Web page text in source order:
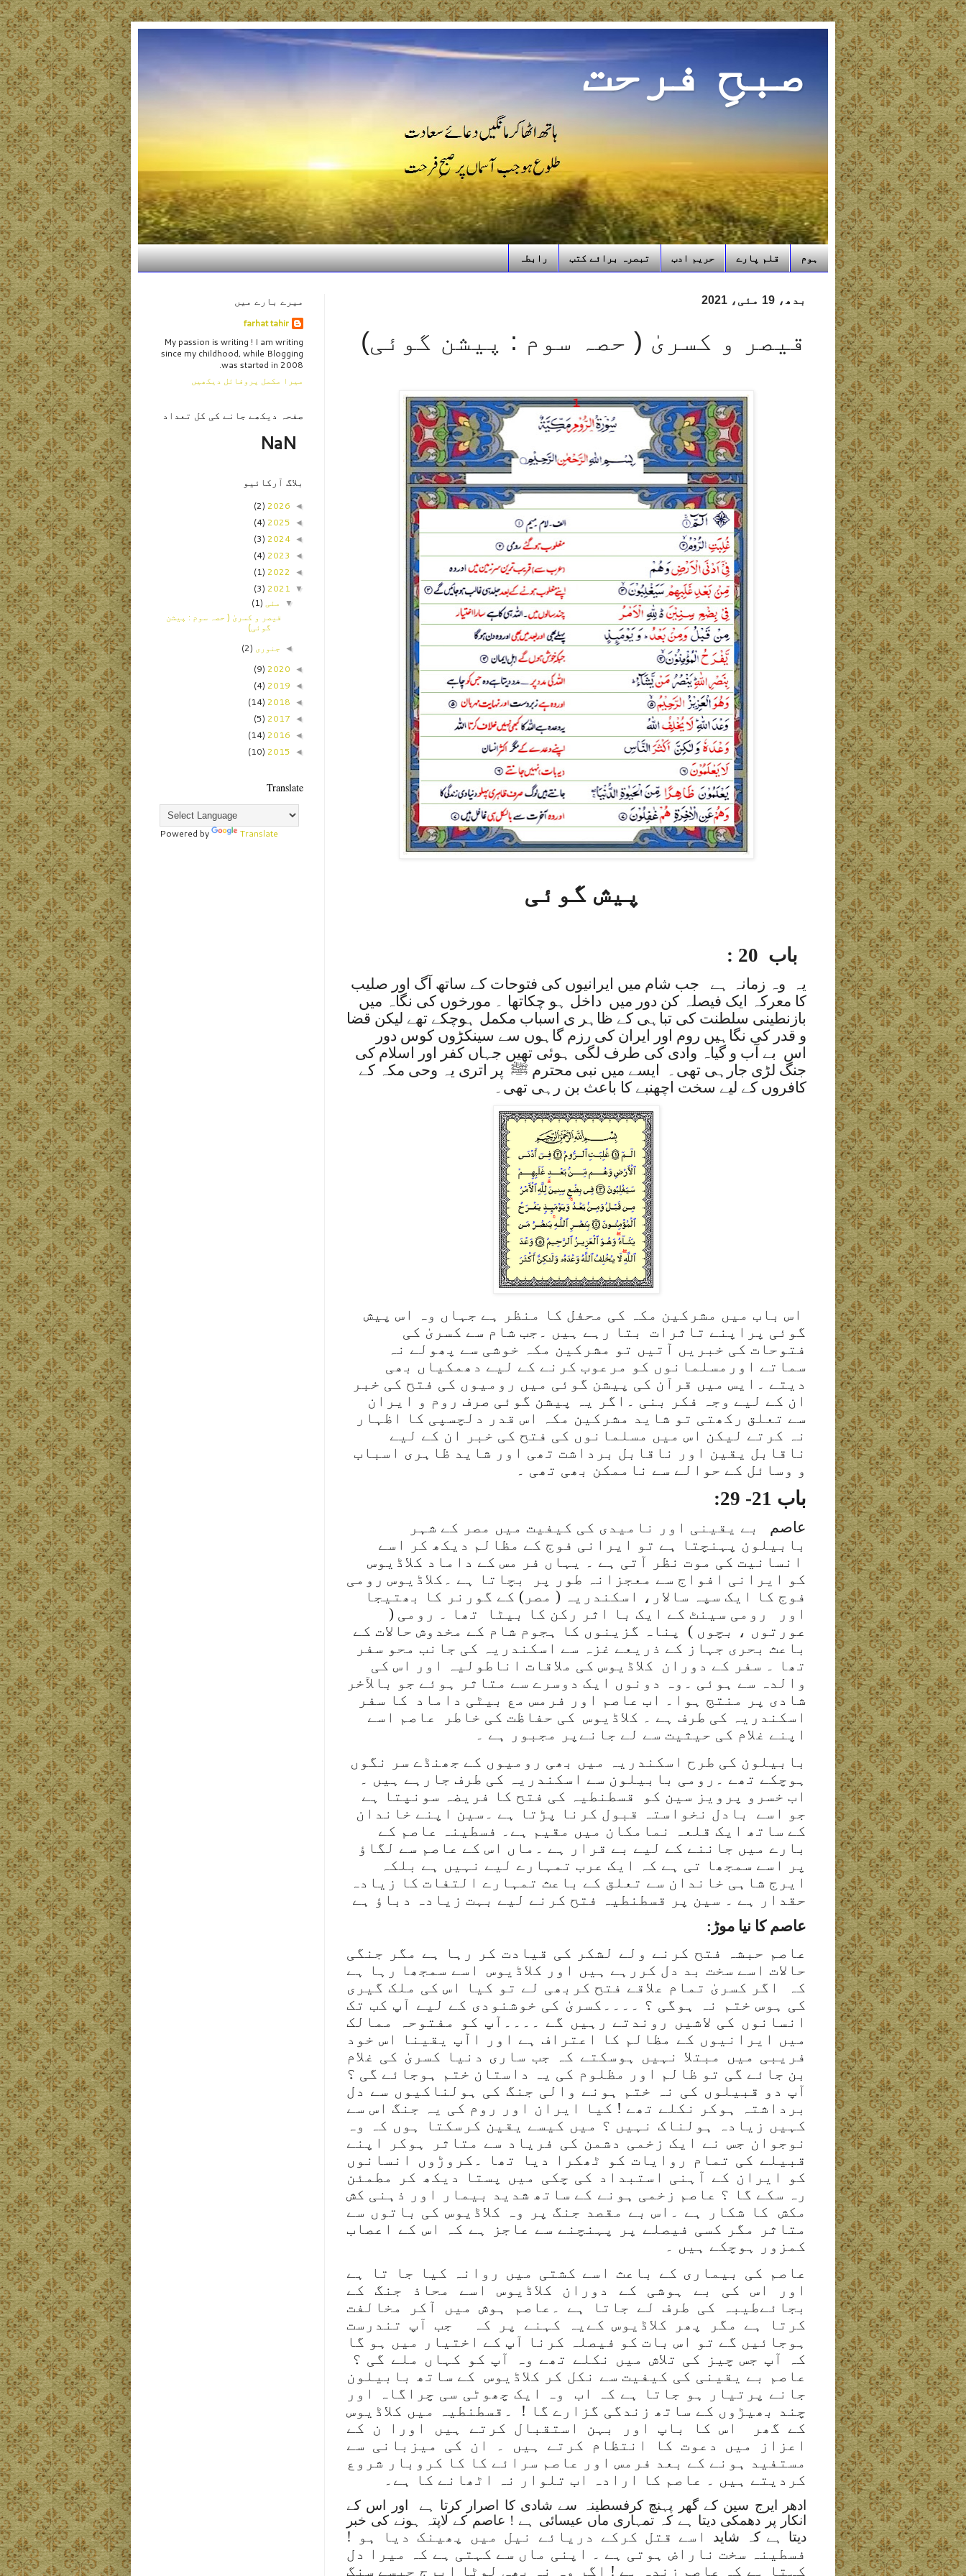
صبحِ فرحت
ہوم قلم پارے حریم ادب تبصرہ برائے کتب رابطہ
بدھ، 19 مئی، 2021
قیصر و کسریٰ ( حصہ سوم : پیشن گوئی)
پیش گوئی
باب 20 :
یہ وہ زمانہ ہے جب شام میں ایرانیوں کی فتوحات کے ساتھ آگ اور صلیب
کا معرکہ ایک فیصلہ کن دور میں داخل ہو چکاتھا ۔ مورخوں کی نگاہ میں
بازنطینی سلطنت کی تباہی کے ظاہر ی اسباب مکمل ہوچکے تھے لیکن قضا
و قدر کی نگاہیں روم اور ایران کی رزم گاہوں سے سینکڑوں کوس دور
اس بے آب و گیاہ وادی کی طرف لگی ہوئی تھیں جہاں کفر اور اسلام کی
جنگ لڑی جارہی تھی۔ ایسے میں نبی محترم ﷺ پر اتری یہ وحی مکہ کے
کافروں کے لیے سخت اچھنبے کا باعث بن رہی تھی۔
اس باب میں مشرکین مکہ کی محفل کا منظر ہے جہاں وہ اس پیش
گوئی پراپنے تاثرات بتا رہے ہیں ۔جب شام سے کسریٰ کی
فتوحات کی خبریں آتیں تو مشرکین مکہ خوشی سے پھولے نہ
سماتے اورمسلمانوں کو مرعوب کرنے کے لیے دھمکیاں بھی
دیتے ۔ایس میں قرآن کی پیشن گوئی میں رومیوں کی فتح کی خبر
ان کے لیے وجہ فکر بنی ۔اگر یہ پیشن گوئی صرف روم و ایران
سے تعلق رکھتی تو شاید مشرکین مکہ اس قدر دلچسپی کا اظہار
نہ کرتے لیکن اس میں مسلمانوں کی فتح کی خبر ان کے لیے
ناقابل یقین اور ناقابل برداشت تھی اور شاید ظاہری اسباب
و وسائل کے حوالے سے ناممکن بھی تھی ۔
باب 21- 29:
عاصم
بے یقینی اور نامیدی کی کیفیت میں مصر کے شہر
بابیلون پہنچتا ہے تو ایرانی فوج کے مظالم دیکھ کر اسے
انسانیت کی موت نظر آتی ہے ۔ یہاں فر مس کے داماد کلاڈیوس
کو ایرانی افواج سے معجزانہ طور پر بچاتا ہے ۔کلاڈیوس رومی
فوج کا ایک سپہ سالار، اسکندریہ ( مصر) کے گورنر کا بھتیجا
اور رومی سینٹ کے ایک با اثر رکن کا بیٹا تھا ۔ رومی (
عورتوں ، بچوں ) پناہ گزینوں کا ہجوم شام کے مخدوش حالات کے
باعث بحری جہاز کے ذریعے غزہ سے اسکندریہ کی جانب محو سفر
تھا ۔ سفر کے دوران کلاڈیوس کی ملاقات اناطولیہ اور اس کی
والدہ سے ہوئی ۔وہ دونوں ایک دوسرے سے متاثر ہوئے جو بالآخر
شادی پر منتج ہوا۔ اب عاصم اور فرمس مع بیٹی داماد کا سفر
اسکندریہ کی طرف ہے ۔ کلاڈیوس کی حفاظت کی خاطر عاصم اسے
اپنے غلام کی حیثیت سے لے جانےپر مجبور ہے ۔
بابیلون کی طرح اسکندریہ میں بھی رومیوں کے جھنڈے سر نگوں
ہوچکے تھے ۔رومی بابیلون سے اسکندریہ کی طرف جارہے ہیں ۔
اب خسرو پرویز سین کو قسطنطیہ کی فتح کا فریضہ سونپتا ہے
جو اسے بادل نخواستہ قبول کرنا پڑتا ہے ۔سین اپنے خاندان
کے ساتھ ایک قلعہ نمامکان میں مقیم ہے۔ فسطینہ عاصم کے
بارے میں جاننے کے لیے بے قرار ہے ۔ماں اس کے عاصم سے لگاؤ
پر اسے سمجھا تی ہے کہ ایک عرب تمہارے لیے نہیں ہے بلکہ
ایرج شاہی خاندان سے تعلق کے باعث تمہارے التفات کا زیادہ
حقدار ہے ۔ سین پر قسطنطیہ فتح کرنے لیے بہت زیادہ دباؤ ہے
عاصم کا نیا موڑ:
عاصم حبشہ فتح کرنے ولے لشکر کی قیادت کر رہا ہے مگر جنگی
حالات اسے سخت بد دل کررہے ہیں اور کلاڈیوس اسے سمجھا رہا ہے
کہ اگر کسریٰ تمام علاقے فتح کربھی لے تو کیا اس کی ملک گیری
کی ہوس ختم نہ ہوگی ؟ ۔۔۔۔کسریٰ کی خوشنودی کے لیے آپ کب تک
انسانوں کی لاشیں روندتے رہیں گے ۔۔۔۔آپ کو مفتوحہ ممالک
میں ایرانیوں کے مظالم کا اعتراف ہے اور اآپ یقینا اس خود
فریبی میں مبتلا نہیں ہوسکتے کہ جب ساری دنیا کسریٰ کی غلام
بن جائے گی تو ظالم اور مظلوم کی یہ داستان ختم ہوجائے گی ؟
آپ دو قبیلوں کی نہ ختم ہونے والی جنگ کی ہولناکیوں سے دل
برداشتہ ہوکر نکلے تھے ! کیا ایران اور روم کی یہ جنگ اس سے
کہیں زیادہ ہولناک نہیں ؟ میں کیسے یقین کرسکتا ہوں کہ وہ
نوجوان جس نے ایک زخمی دشمن کی فریاد سے متاثر ہوکر اپنے
قبیلے کی تمام روایات کو ٹھکرا دیا تھا ۔کروڑوں انسانوں
کو ایران کے آہنی استبداد کی چکی میں پستا دیکھ کر مطمئن
رہ سکے گا ؟ عاصم زخمی ہونے کے ساتھ شدید بیمار اور ذہنی کش
مکش کا شکار ہے ۔اس بے مقصد جنگ پر وہ کلاڈیوس کی باتوں سے
متاثر مگر کسی فیصلے پر پہنچنے سے عاجز ہے کہ اس کے اعصاب
کمزور ہوچکے ہیں ۔
عاصم کی بیماری کے باعث اسے کشتی میں روانہ کیا جا تا ہے
اور اس کی بے ہوشی کے دوران کلاڈیوس اسے محاذ جنگ کے
بجائےطیبہ کی طرف لے جاتا ہے ۔عاصم ہوش میں آکر مخالفت
کرتا ہے مگر پھر کلاڈیوس کےیہ کہنے پر کہ جب آپ تندرست
ہوجائیں گے تو اس بات کو فیصلہ کرنا آپ کے اختیار میں ہو گا
کہ آپ جس چیز کی تلاش میں نکلے تھے وہ آپ کو کہاں ملے گی ؟
عاصم بے یقینی کی کیفیت سے نکل کر کلاڈیوس کے ساتھ بابیلون
جانے پرتیار ہو جاتا ہے کہ اب وہ ایک چھوٹی سی چراگاہ اور
چند بھیڑوں کے ساتھ زندگی گزارے گا ! ۔قسطنطیہ میں کلاڈیوس
کے گھر اس کا باپ اور بہن استقبال کرتے ہیں اورا ن کے
اعزاز میں دعوت کا انتظام کرتے ہیں ۔ ان کی میزبانی سے
مستفید ہونے کے بعد فرمس اور عاصم سرائے کا کا کروبار شروع
کردیتے ہیں ۔ عاصم کا ارادہ اب تلوار نہ اٹھانے کا ہے۔
ادھر ایرج سین کے گھر پہنچ کرفسطینہ سے شادی کا اصرار کرتا ہے اور اس کے
انکار پر دھمکی دیتا ہے کہ تمہاری ماں عیسائی ہے ! عاصم کے لاپتہ ہونے کی خبر
دیتا ہے کہ شاید
اسے قتل کرکے دریائے نیل میں پھینک دیا ہو !
فسطینہ سخت ناراض ہوتی ہے ۔ اپنی ماں سے کہتی ہے کہ میرا دل
کہتا ہے کہ عاصم زندہ ہے ! اگر وہ نہ بھی لوٹا ایرج جیسے سنگ
میرے بارے میں
farhat tahir
My passion is writing ! I am writing
since my childhood, while Blogging
was started in 2008.
میرا مکمل پروفائل دیکھیں
صفحہ دیکھے جانے کی کل تعداد
NaN
بلاگ آرکائیو
◄
2026
(2)
◄
2025
(4)
◄
2024
(3)
◄
2023
(4)
◄
2022
(1)
▼
2021
(3)
▼ مئی (1)
قیصر و کسریٰ ( حصہ سوم : پیشن
گوئی)
◄ جنوری (2)
◄
2020
(9)
◄
2019
(4)
◄
2018
(14)
◄
2017
(5)
◄
2016
(14)
◄
2015
(10)
Translate
Powered by Translate